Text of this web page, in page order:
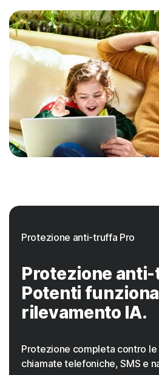
Protezione anti-truffa Pro
Protezione
Potenti
rilevamento IA.
Protezione completa contro
chiamate telefoniche, SMS e